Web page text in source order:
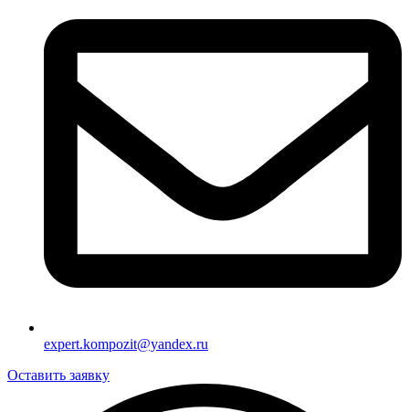
expert.kompozit@yandex.ru
Оставить заявку